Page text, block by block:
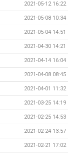
2021-05-12 16:22
2021-05-08 10:34
2021-05-04 14:51
2021-04-30 14:21
2021-04-14 16:04
2021-04-08 08:45
2021-04-01 11:32
2021-03-25 14:19
2021-02-25 14:53
2021-02-24 13:57
2021-02-21 17:02